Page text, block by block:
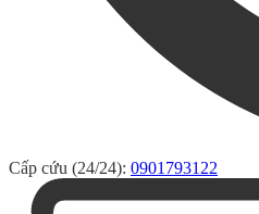
Cấp cứu (24/24): 0901793122